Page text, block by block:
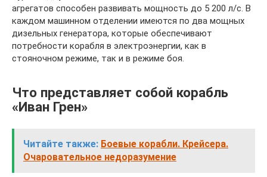
агрегатов способен развивать мощность до 5 200 л/с. В
каждом машинном отделении имеются по два мощных
дизельных генератора, которые обеспечивают
потребности корабля в электроэнергии, как в
стояночном режиме, так и в режиме боя.
Что представляет собой корабль
«Иван Грен»
Читайте также: Боевые корабли. Крейсера.
Очаровательное недоразумение